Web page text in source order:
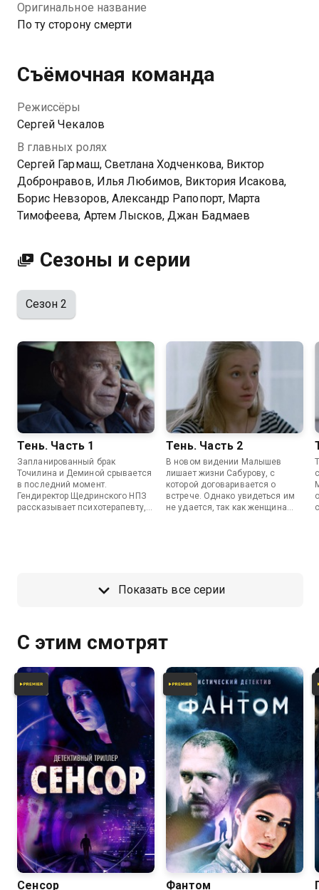
Посмотреть онлайн 2 сезон сериала По ту сторону
Оригинальное название
По ту сторону смерти
Съёмочная команда
Режиссёры
Сергей Чекалов
В главных ролях
Сергей Гармаш, Светлана Ходченкова, Виктор
Добронравов, Илья Любимов, Виктория Исакова,
Борис Невзоров, Александр Рапопорт, Марта
Тимофеева, Артем Лысков, Джан Бадмаев
Сезоны и серии
Сезон 2
Тень. Часть 1
Запланированный брак
Точилина и Деминой срывается
в последний момент.
Гендиректор Щедринского НПЗ
рассказывает психотерапевту,
Тень. Часть 2
В новом видении Малышев
лишает жизни Сабурову, с
которой договаривается о
встрече. Однако увидеться им
не удается, так как женщина
Показать все серии
С этим смотрят
5.9
Сенсор
7.2
Фантом